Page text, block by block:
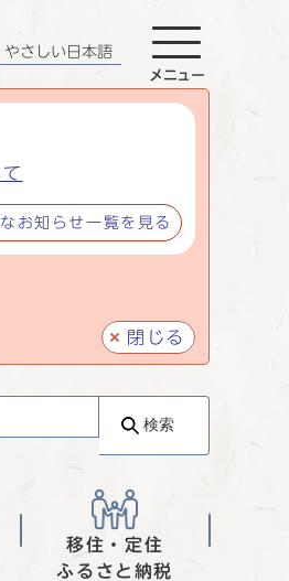
お知らせ一覧を見る
閉じる
やさしい日本語
メニュー
検索
移住・定住
ふるさと納税